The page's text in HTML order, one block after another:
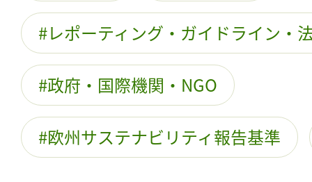
レポーティング・ガイドライン・
政府・国際機関・NGO
欧州サステナビリティ報告基準